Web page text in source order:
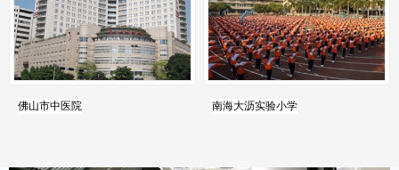
佛山市中医院 南海大沥实验小学